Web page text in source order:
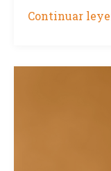
Continuar